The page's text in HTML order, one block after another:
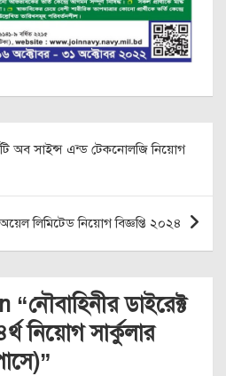
অব সাইন্স এন্ড টেকনোলজি নিয়োগ
লিমিটেড নিয়োগ বিজ্ঞপ্তি ২০২৪
“নৌবাহিনীর ডাইরেক্ট
নিয়োগ সার্কুলার
”